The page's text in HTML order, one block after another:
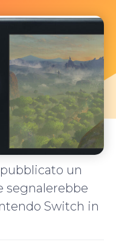
un
segnalerebbe
Switch in